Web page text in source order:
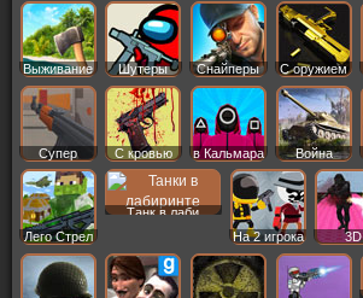
Выживание Шутеры Снайперы С оружием
Супер С кровью в Кальмара Война
Лего Стрел
Танк в лаби
На 2 игрока
3D